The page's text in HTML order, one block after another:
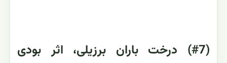
(#7) درخت باران برزیلی، اثر بودی